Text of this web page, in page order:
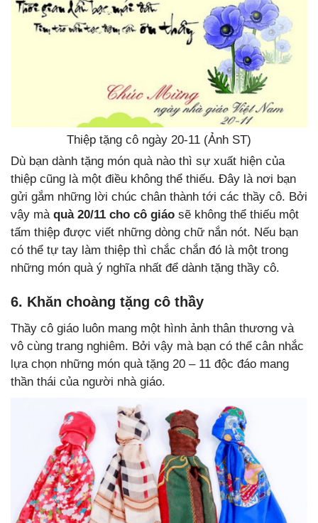
Thiệp tặng cô ngày 20-11 (Ảnh ST)
Dù bạn dành tặng món quà nào thì sự xuất hiện của
thiệp cũng là một điều không thể thiếu. Đây là nơi bạn
gửi gắm những lời chúc chân thành tới các thầy cô. Bởi
vậy mà quà 20/11 cho cô giáo sẽ không thể thiếu một
tấm thiệp được viết những dòng chữ nắn nót. Nếu bạn
có thể tự tay làm thiệp thì chắc chắn đó là một trong
những món quà ý nghĩa nhất để dành tặng thầy cô.
6. Khăn choàng tặng cô thầy
Thầy cô giáo luôn mang một hình ảnh thân thương và
vô cùng trang nghiêm. Bởi vậy mà bạn có thể cân nhắc
lựa chọn những món quà tặng 20 – 11 độc đáo mang
thần thái của người nhà giáo.